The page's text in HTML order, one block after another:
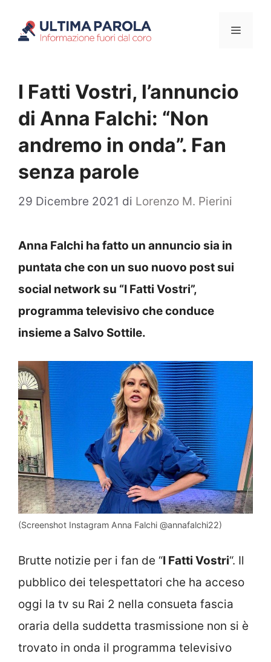
Menu
I Fatti Vostri, l’annuncio
di Anna Falchi: “Non
andremo in onda”. Fan
senza parole
29 Dicembre 2021 di Lorenzo M. Pierini
Anna Falchi ha fatto un annuncio sia in
puntata che con un suo nuovo post sui
social network su “I Fatti Vostri”,
programma televisivo che conduce
insieme a Salvo Sottile.
(Screenshot Instagram Anna Falchi @annafalchi22)
Brutte notizie per i fan de “I Fatti Vostri“. Il
pubblico dei telespettatori che ha acceso
oggi la tv su Rai 2 nella consueta fascia
oraria della suddetta trasmissione non si è
trovato in onda il programma televisivo